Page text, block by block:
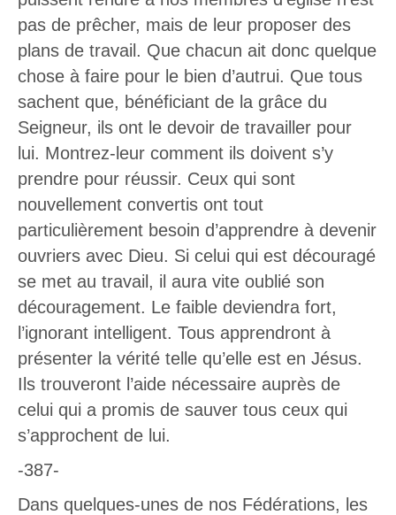
pas de prêcher, mais de leur proposer des
plans de travail. Que chacun ait donc quelque
chose à faire pour le bien d’autrui. Que tous
sachent que, bénéficiant de la grâce du
Seigneur, ils ont le devoir de travailler pour
lui. Montrez-leur comment ils doivent s’y
prendre pour réussir. Ceux qui sont
nouvellement convertis ont tout
particulièrement besoin d’apprendre à devenir
ouvriers avec Dieu. Si celui qui est découragé
se met au travail, il aura vite oublié son
découragement. Le faible deviendra fort,
l’ignorant intelligent. Tous apprendront à
présenter la vérité telle qu’elle est en Jésus.
Ils trouveront l’aide nécessaire auprès de
celui qui a promis de sauver tous ceux qui
s’approchent de lui.
-387-
Dans quelques-unes de nos Fédérations, les